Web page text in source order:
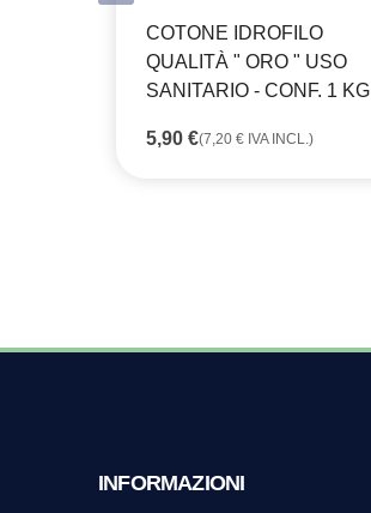
COTONE IDROFILO
QUALITÀ " ORO " USO
SANITARIO - CONF. 1 KG
5,90 €(7,20 € IVA INCL.)
INFORMAZIONI